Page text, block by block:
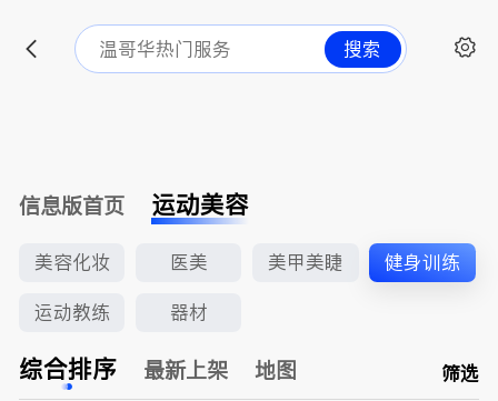
搜索
信息版首页 运动美容
美容化妆 医美 美甲美睫 健身训练
运动教练 器材
综合排序 最新上架 地图 筛选